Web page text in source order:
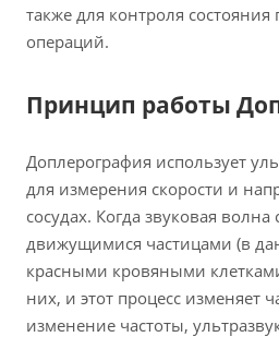
также для контроля состояния
операций.
Принцип работы
Доплерография использует
для измерения скорости и
сосудах. Когда звуковая волна
движущимися частицами (в
красными кровяными
них, и этот процесс изменяет
изменение частоты,